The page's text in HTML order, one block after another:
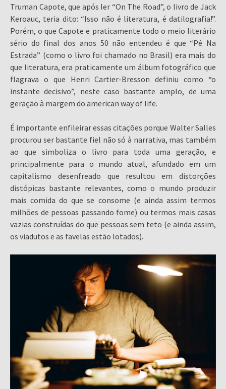
Truman Capote, que após ler “On The Road”, o livro de Jack
Keroauc, teria dito: “Isso não é literatura, é datilografia!”.
Porém, o que Capote e praticamente todo o meio literário
sério do final dos anos 50 não entendeu é que “Pé Na
Estrada” (como o livro foi chamado no Brasil) era mais do
que literatura, era praticamente um álbum fotográfico que
flagrava o que Henri Cartier-Bresson definiu como “o
instante decisivo”, neste caso bastante amplo, de uma
geração à margem do american way of life.
É importante enfileirar essas citações porque Walter Salles
procurou ser bastante fiel não só à narrativa, mas também
ao que simboliza o livro para toda uma geração, e
principalmente para o mundo atual, afundado em um
capitalismo desenfreado que resultou em distorções
distópicas bastante relevantes, como o mundo produzir
mais comida do que se consome (e ainda assim termos
milhões de pessoas passando fome) ou termos mais casas
vazias construídas do que pessoas sem teto (e ainda assim,
os viadutos e as favelas estão lotados).